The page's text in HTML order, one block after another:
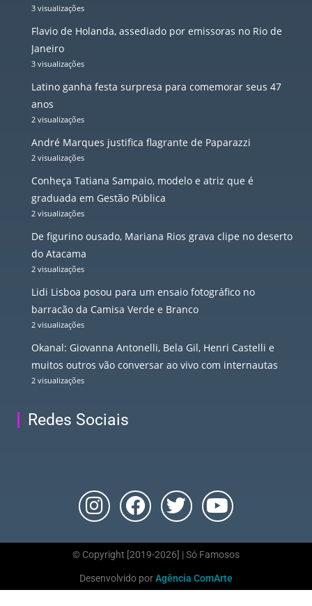
3 visualizações
Flavio de Holanda, assediado por emissoras no Rio de
Janeiro
3 visualizações
Latino ganha festa surpresa para comemorar seus 47
anos
2 visualizações
André Marques justifica flagrante de Paparazzi
2 visualizações
Conheça Tatiana Sampaio, modelo e atriz que é
graduada em Gestão Pública
2 visualizações
De figurino ousado, Mariana Rios grava clipe no deserto
do Atacama
2 visualizações
Lidi Lisboa posou para um ensaio fotográfico no
barracão da Camisa Verde e Branco
2 visualizações
Okanal: Giovanna Antonelli, Bela Gil, Henri Castelli e
muitos outros vão conversar ao vivo com internautas
2 visualizações
Redes Sociais
© Copyright [2019-2026] | Só Famosos
Desenvolvido porAgência ComArte